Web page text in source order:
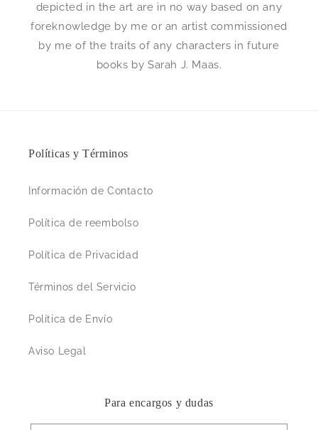
depicted in the art are in no way based on any
foreknowledge by me or an artist commissioned
by me of the traits of any characters in future
books by Sarah J. Maas.
Políticas y Términos
Información de Contacto
Política de reembolso
Política de Privacidad
Términos del Servicio
Política de Envío
Aviso Legal
Para encargos y dudas